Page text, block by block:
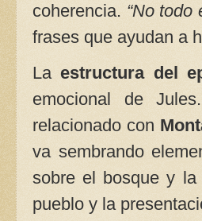
coherencia. “No todo
frases que ayudan a
Laestructura del
emocional de
relacionado con
va sembrando
sobre el bosque y
pueblo y la